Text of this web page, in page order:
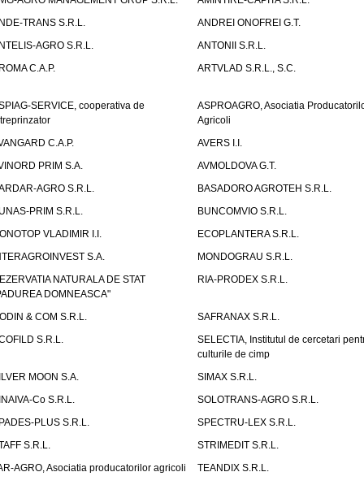
TRANS S.R.L.
ANDREI ONOFREI G.T.
AGRO S.R.L.
ANTONII S.R.L.
C.A.P.
ARTVLAD S.R.L., S.C.
SERVICE, cooperativa de
ASPROAGRO, Asociatia
Agricoli
C.A.P.
AVERS I.I.
PRIM S.A.
AVMOLDOVA G.T.
AGRO S.R.L.
BASADORO AGROTEH S.R.L.
PRIM S.R.L.
BUNCOMVIO S.R.L.
VLADIMIR I.I.
ECOPLANTERA S.R.L.
S.A.
MONDOGRAU S.R.L.
NATURALA DE STAT
DOMNEASCA"
RIA-PRODEX S.R.L.
& COM S.R.L.
SAFRANAX S.R.L.
S.R.L.
SELECTIA, Institutul de cercetari
culturile de cimp
MOON S.A.
SIMAX S.R.L.
Co S.R.L.
SOLOTRANS-AGRO S.R.L.
PLUS S.R.L.
SPECTRU-LEX S.R.L.
S.R.L.
STRIMEDIT S.R.L.
AGRO, Asociatia producatorilor agricoli
TEANDIX S.R.L.